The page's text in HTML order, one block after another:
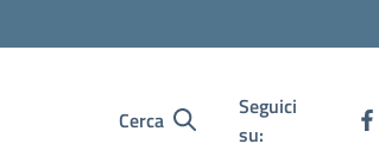
Cerca
Seguici
su: